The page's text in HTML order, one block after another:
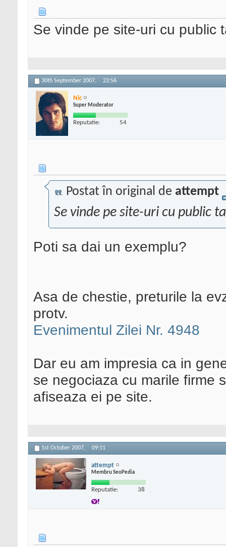
Se vinde pe site-uri cu public
30th September 2007, 22:56
Nic
Super Moderator
Reputatie: 54
Postat în original de attempt
Se vinde pe site-uri cu public
Poti sa dai un exemplu?
Asa de chestie, preturile la
protv.
Evenimentul Zilei Nr. 4948
Dar eu am impresia ca in
se negociaza cu marile firme
afiseaza ei pe site.
1st October 2007, 09:11
attempt
Membru SeoPedia
Reputatie: 38